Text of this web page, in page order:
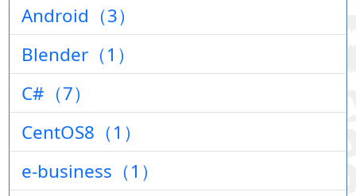
Android（3）
Blender（1）
C#（7）
CentOS8（1）
e-business（1）